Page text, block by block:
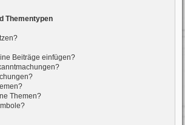
Thementypen
Beiträge einfügen?
Themen?